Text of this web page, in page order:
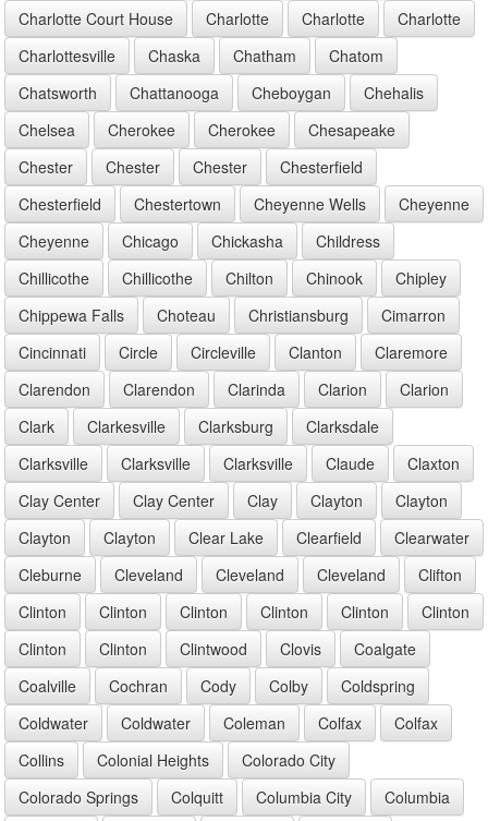
Charlotte Court House
Charlotte Charlotte
Charlotte
Charlottesville
Chaska Chatham
Chatom
Chatsworth
Chattanooga Cheboygan
Chehalis
Chelsea
Cherokee Cherokee
Chesapeake
Chester
Chester Chester
Chesterfield
Chesterfield
Chestertown Cheyenne Wells
Cheyenne
Cheyenne
Chicago Chickasha
Childress
Chillicothe
Chillicothe Chilton Chinook
Chipley
Chippewa Falls
Choteau Christiansburg
Cimarron
Cincinnati
Circle Circleville Clanton
Claremore
Clarendon
Clarendon Clarinda Clarion
Clarion
Clark
Clarkesville Clarksburg
Clarksdale
Clarksville
Clarksville Clarksville Claude
Claxton
Clay Center
Clay Center Clay Clayton
Clayton
Clayton
Clayton Clear Lake Clearfield
Clearwater
Cleburne
Cleveland Cleveland Cleveland
Clifton
Clinton
Clinton Clinton Clinton Clinton
Clinton
Clinton
Clinton Clintwood Clovis
Coalgate
Coalville
Cochran Cody Colby
Coldspring
Coldwater
Coldwater Coleman Colfax
Colfax
Collins
Colonial Heights
Colorado City
Colorado Springs
Colquitt Columbia City
Columbia